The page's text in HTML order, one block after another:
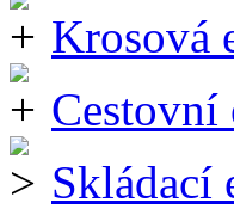
Krosová
Cestovní
Skládací